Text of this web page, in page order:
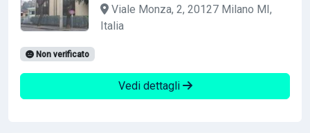
Viale Monza, 2, 20127 Milano MI,
Italia
Non verificato
Vedi dettagli